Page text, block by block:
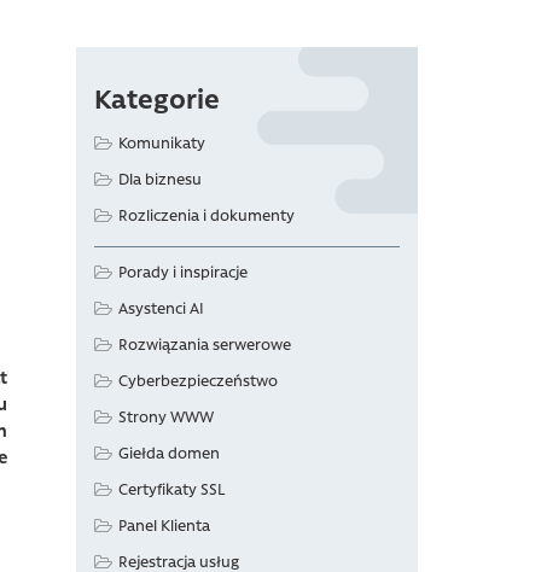
Kategorie
Komunikaty
Dla biznesu
Rozliczenia i dokumenty
Porady i inspiracje
Asystenci AI
Rozwiązania serwerowe
Cyberbezpieczeństwo
Strony WWW
Giełda domen
Certyfikaty SSL
Panel Klienta
Rejestracja usług